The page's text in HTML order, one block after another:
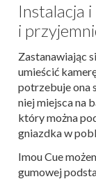
Instalacja
i
Zastanawiając
umieścić
potrzebuje ona
niej miejsca na
który można
gniazdka w
Imou Cue
gumowej